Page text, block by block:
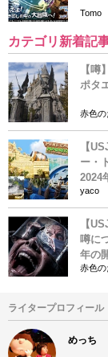
Tomo
カテゴリ新着記
【
ポタ
赤色の
【
ー・
2024
yaco
【
噂に
年の
赤色の
ライタープロフィール
めっち